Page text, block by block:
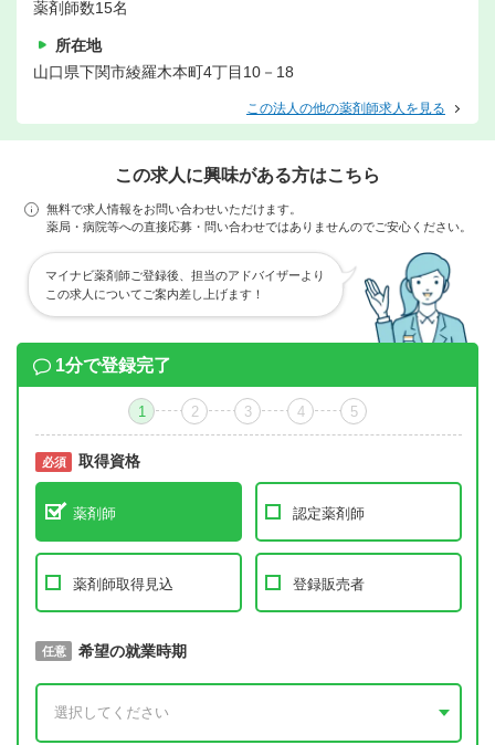
薬剤師数15名
所在地
山口県下関市綾羅木本町4丁目10－18
この法人の他の薬剤師求人を見る
この求人に興味がある方はこちら
無料で求人情報をお問い合わせいただけます。
薬局・病院等への直接応募・問い合わせではありませんのでご安心ください。
マイナビ薬剤師ご登録後、担当のアドバイザーより
この求人についてご案内差し上げます！
1分で登録完了
1 2 3 4 5
必須 取得資格
薬剤師 認定薬剤師
薬剤師取得見込 登録販売者
必須 取得予定年
任意 希望の就業時期